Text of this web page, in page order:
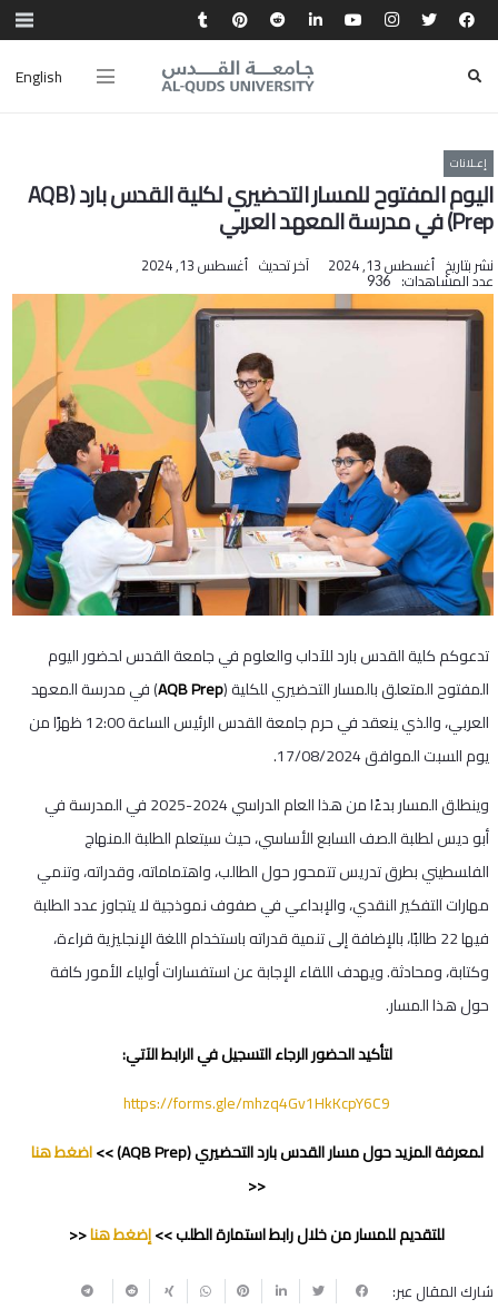
English
إعـلانات
اليوم المفتوح للمسار التحضيري لكلية القدس بارد (AQB
Prep) في مدرسة المعهد العربي
نشر بتاريخ أغسطس 13, 2024 آخر تحديث أغسطس 13, 2024
عدد المشاهدات: 936
تدعوكم كلية القدس بارد للآداب والعلوم في جامعة القدس لحضور اليوم
المفتوح المتعلق بالمسار التحضيري للكلية (AQB Prep) في مدرسة المعهد
العربي، والذي ينعقد في حرم جامعة القدس الرئيس الساعة 12:00 ظهرًا من
يوم السبت الموافق 17/08/2024.
وينطلق المسار بدءًا من هذا العام الدراسي 2024-2025 في المدرسة في
أبو ديس لطلبة الصف السابع الأساسي، حيث سيتعلم الطلبة المنهاج
الفلسطيني بطرق تدريس تتمحور حول الطالب، واهتماماته، وقدراته، وتنمي
مهارات التفكير النقدي، والإبداعي في صفوف نموذجية لا يتجاوز عدد الطلبة
فيها 22 طالبًا، بالإضافة إلى تنمية قدراته باستخدام اللغة الإنجليزية قراءة،
وكتابة، ومحادثة. ويهدف اللقاء الإجابة عن استفسارات أولياء الأمور كافة
حول هذا المسار.
لتأكيد الحضور الرجاء التسجيل في الرابط الآتي:
https://forms.gle/mhzq4Gv1HkKcpY6C9
لمعرفة المزيد حول مسار القدس بارد التحضيري (AQB Prep) >>
اضغط هنا
<<
للتقديم للمسار من خلال رابط استمارة الطلب >>إضغط هنا<<
شارك المقال عبر: